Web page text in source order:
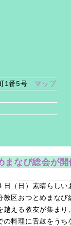
1番5号 マップ
まなび総会が
日（日）素晴らし
教区おつとめまな
越える教友が集ま
の料理に舌鼓をう